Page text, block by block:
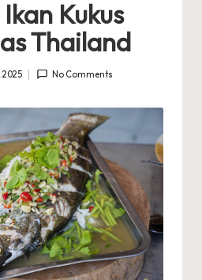
Kukus
Thailand
No Comments